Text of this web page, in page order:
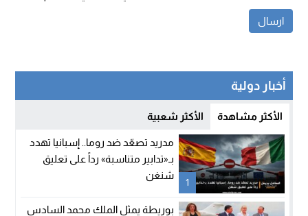
أخبار دولية
الأكثر مشاهدة الأكثر شعبية
1
مدريد تصعّد ضد روما.. إسبانيا تهدد
بـ«تدابير متناسبة» رداً على تعليق
شنغن
بوريطة يمثل الملك محمد السادس